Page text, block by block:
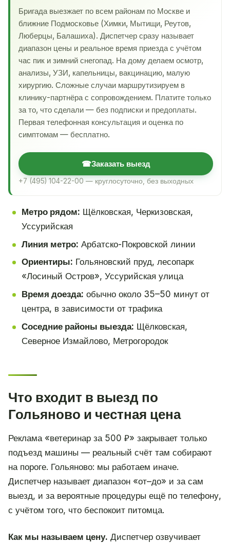
Бригада выезжает по всем районам по Москве и
ближние Подмосковье (Химки, Мытищи, Реутов,
Люберцы, Балашиха). Диспетчер сразу называет
диапазон цены и реальное время приезда с учётом
час пик и зимний снегопад. На дому делаем осмотр,
анализы, УЗИ, капельницы, вакцинацию, малую
хирургию. Сложные случаи маршрутизируем в
клинику-партнёра с сопровождением. Платите только
за то, что сделали — без подписки и предоплаты.
Первая телефонная консультация и оценка по
симптомам — бесплатно.
☎Заказать выезд
+7 (495) 104-22-00 — круглосуточно, без выходных
Метро рядом: Щёлковская, Черкизовская,
Уссурийская
Линия метро: Арбатско-Покровской линии
Ориентиры: Гольяновский пруд, лесопарк
«Лосиный Остров», Уссурийская улица
Время доезда: обычно около 35–50 минут от
центра, в зависимости от трафика
Соседние районы выезда: Щёлковская,
Северное Измайлово, Метрогородок
Что входит в выезд по
Гольяново и честная цена
Реклама «ветеринар за 500 ₽» закрывает только
подъезд машины — реальный счёт там собирают
на пороге. Гольяново: мы работаем иначе.
Диспетчер называет диапазон «от–до» и за сам
выезд, и за вероятные процедуры ещё по телефону,
с учётом того, что беспокоит питомца.
Как мы называем цену. Диспетчер озвучивает